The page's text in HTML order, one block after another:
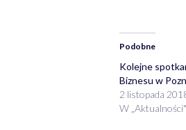
Podobne
Kolejne
Biznesu w
2 listopada
W „Aktualności"